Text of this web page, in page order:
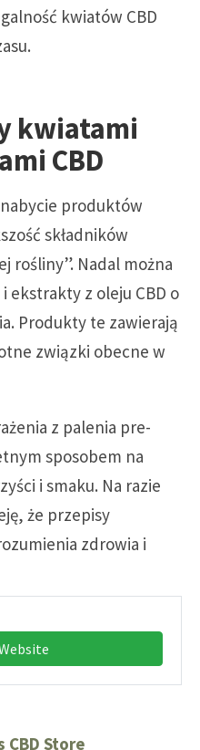
kwiatów CBD
kwiatami
CBD
produktów
składników
rośliny”. Nadal można
ekstrakty z oleju CBD o
Produkty te zawierają
związki obecne w
z palenia pre-
sposobem na
i smaku. Na razie
że przepisy
zdrowia i
CBD Store